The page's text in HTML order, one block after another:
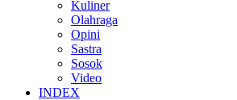
Kuliner
Olahraga
Opini
Sastra
Sosok
Video
INDEX